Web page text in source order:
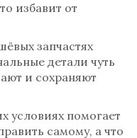
избавит от
запчастях
детали чуть
и сохраняют
условиях помогает
самому, а что